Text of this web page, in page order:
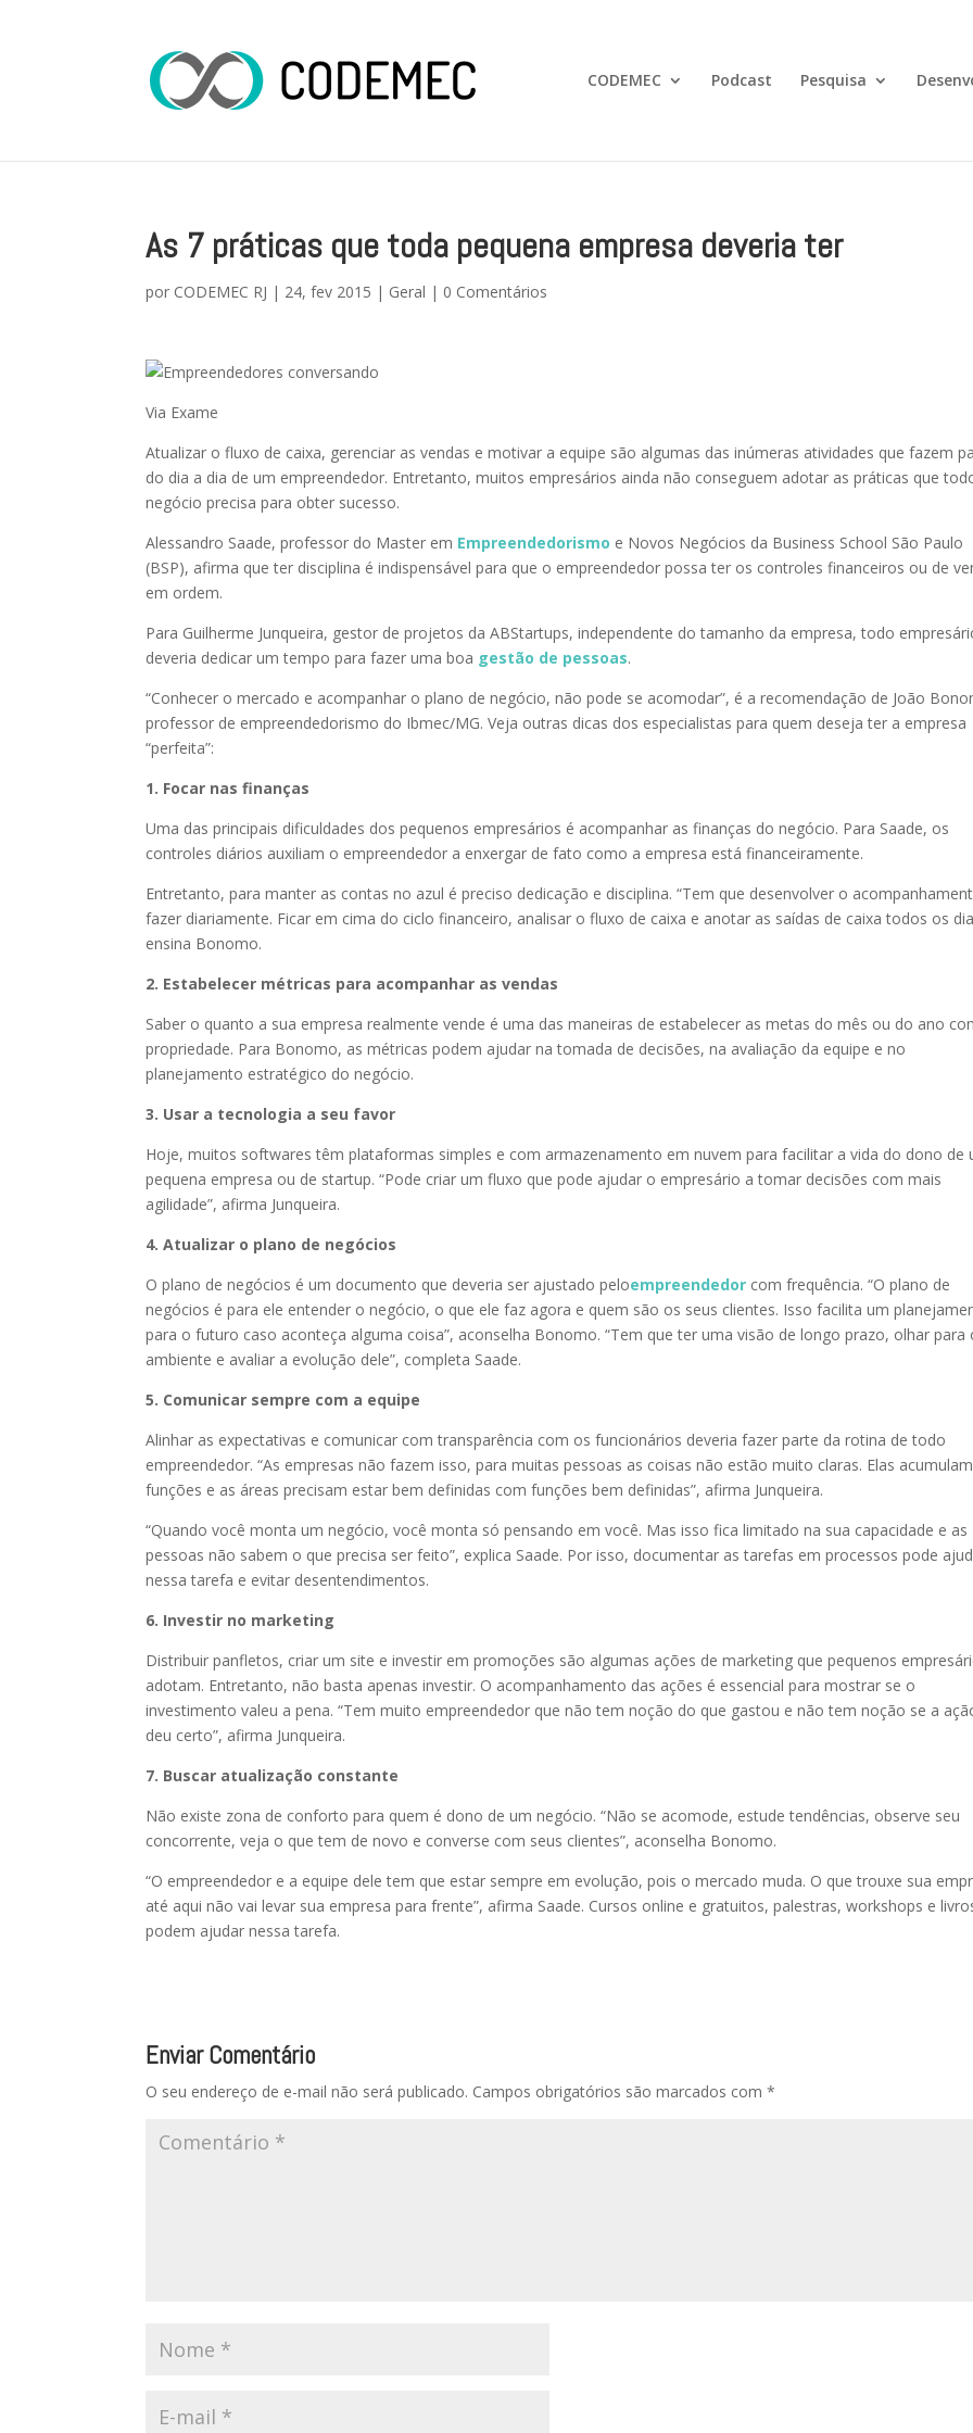
CODEMEC Podcast Pesquisa
As 7 práticas que toda pequena empresa deveria ter
por CODEMEC RJ | 24, fev 2015 | Geral | 0 Comentários
Via Exame
Atualizar o fluxo de caixa, gerenciar as vendas e motivar a equipe são algumas das inúmeras atividades que fazem
do dia a dia de um empreendedor. Entretanto, muitos empresários ainda não conseguem adotar as práticas que
negócio precisa para obter sucesso.
Alessandro Saade, professor do Master em Empreendedorismo e Novos Negócios da Business School São Paulo
(BSP), afirma que ter disciplina é indispensável para que o empreendedor possa ter os controles financeiros ou de
em ordem.
Para Guilherme Junqueira, gestor de projetos da ABStartups, independente do tamanho da empresa, todo
deveria dedicar um tempo para fazer uma boa gestão de pessoas.
“Conhecer o mercado e acompanhar o plano de negócio, não pode se acomodar”, é a recomendação de João
professor de empreendedorismo do Ibmec/MG. Veja outras dicas dos especialistas para quem deseja ter a empresa
“perfeita”:
1. Focar nas finanças
Uma das principais dificuldades dos pequenos empresários é acompanhar as finanças do negócio. Para Saade, os
controles diários auxiliam o empreendedor a enxergar de fato como a empresa está financeiramente.
Entretanto, para manter as contas no azul é preciso dedicação e disciplina. “Tem que desenvolver o
fazer diariamente. Ficar em cima do ciclo financeiro, analisar o fluxo de caixa e anotar as saídas de caixa todos os
ensina Bonomo.
2. Estabelecer métricas para acompanhar as vendas
Saber o quanto a sua empresa realmente vende é uma das maneiras de estabelecer as metas do mês ou do ano
propriedade. Para Bonomo, as métricas podem ajudar na tomada de decisões, na avaliação da equipe e no
planejamento estratégico do negócio.
3. Usar a tecnologia a seu favor
Hoje, muitos softwares têm plataformas simples e com armazenamento em nuvem para facilitar a vida do dono de
pequena empresa ou de startup. “Pode criar um fluxo que pode ajudar o empresário a tomar decisões com mais
agilidade”, afirma Junqueira.
4. Atualizar o plano de negócios
O plano de negócios é um documento que deveria ser ajustado peloempreendedor com frequência. “O plano de
negócios é para ele entender o negócio, o que ele faz agora e quem são os seus clientes. Isso facilita um
para o futuro caso aconteça alguma coisa”, aconselha Bonomo. “Tem que ter uma visão de longo prazo, olhar para
ambiente e avaliar a evolução dele”, completa Saade.
5. Comunicar sempre com a equipe
Alinhar as expectativas e comunicar com transparência com os funcionários deveria fazer parte da rotina de todo
empreendedor. “As empresas não fazem isso, para muitas pessoas as coisas não estão muito claras. Elas acumulam
funções e as áreas precisam estar bem definidas com funções bem definidas”, afirma Junqueira.
“Quando você monta um negócio, você monta só pensando em você. Mas isso fica limitado na sua capacidade e as
pessoas não sabem o que precisa ser feito”, explica Saade. Por isso, documentar as tarefas em processos pode
nessa tarefa e evitar desentendimentos.
6. Investir no marketing
Distribuir panfletos, criar um site e investir em promoções são algumas ações de marketing que pequenos
adotam. Entretanto, não basta apenas investir. O acompanhamento das ações é essencial para mostrar se o
investimento valeu a pena. “Tem muito empreendedor que não tem noção do que gastou e não tem noção se a
deu certo”, afirma Junqueira.
7. Buscar atualização constante
Não existe zona de conforto para quem é dono de um negócio. “Não se acomode, estude tendências, observe seu
concorrente, veja o que tem de novo e converse com seus clientes”, aconselha Bonomo.
“O empreendedor e a equipe dele tem que estar sempre em evolução, pois o mercado muda. O que trouxe sua
até aqui não vai levar sua empresa para frente”, afirma Saade. Cursos online e gratuitos, palestras, workshops e
podem ajudar nessa tarefa.
Enviar Comentário
O seu endereço de e-mail não será publicado. Campos obrigatórios são marcados com*